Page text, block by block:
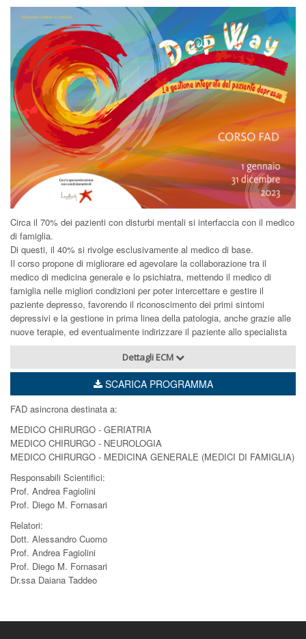
Circa il 70% dei pazienti con disturbi mentali si interfaccia con il medico
di famiglia.
Di questi, il 40% si rivolge esclusivamente al medico di base.
Il corso propone di migliorare ed agevolare la collaborazione tra il
medico di medicina generale e lo psichiatra, mettendo il medico di
famiglia nelle migliori condizioni per poter intercettare e gestire il
paziente depresso, favorendo il riconoscimento dei primi sintomi
depressivi e la gestione in prima linea della patologia, anche grazie alle
nuove terapie, ed eventualmente indirizzare il paziente allo specialista
Dettagli ECM
SCARICA PROGRAMMA
FAD asincrona destinata a:
MEDICO CHIRURGO - GERIATRIA
MEDICO CHIRURGO - NEUROLOGIA
MEDICO CHIRURGO - MEDICINA GENERALE (MEDICI DI FAMIGLIA)
Responsabili Scientifici:
Prof. Andrea Fagiolini
Prof. Diego M. Fornasari
Relatori:
Dott. Alessandro Cuomo
Prof. Andrea Fagiolini
Prof. Diego M. Fornasari
Dr.ssa Daiana Taddeo